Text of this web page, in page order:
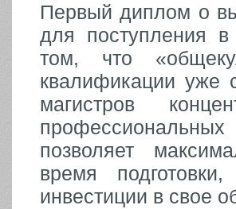
ФАКУЛЬТЕТЫ
Первый диплом о
для поступления в
том, что
квалификации уже
магистров
позволяет
время
инвестиции в свое